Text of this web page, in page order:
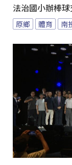
法治國小辦棒
原鄉 體育 南